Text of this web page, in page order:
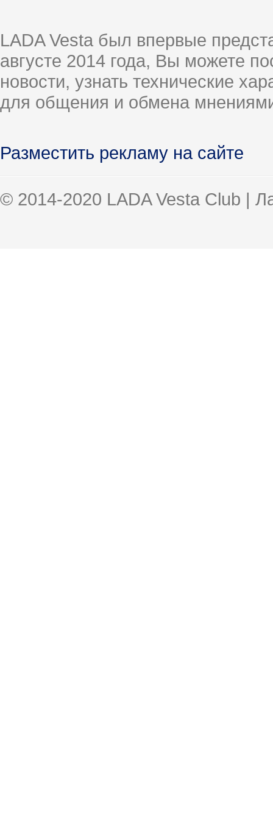
LADA Vesta был впервые
августе 2014 года, Вы можете
новости, узнать технические
для общения и обмена
Разместить рекламу на сайте
© 2014-2020 LADA Vesta Club |